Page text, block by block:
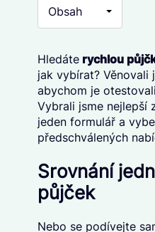
Obsah
Hledáterychlou
jak vybírat? Věnovali
abychom je
Vybrali jsme nejlepší
jeden formulář a
předschválených
Srovnání
půjček
Nebo se podívejte